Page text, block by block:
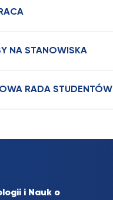
NA STANOWISKA
RADA STUDENTÓW
i Nauk o